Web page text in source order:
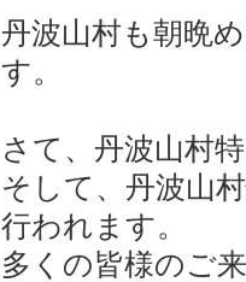
丹波山村も朝晩
す。
さて、丹波山村
そして、丹波山
行われます。
多くの皆様のご